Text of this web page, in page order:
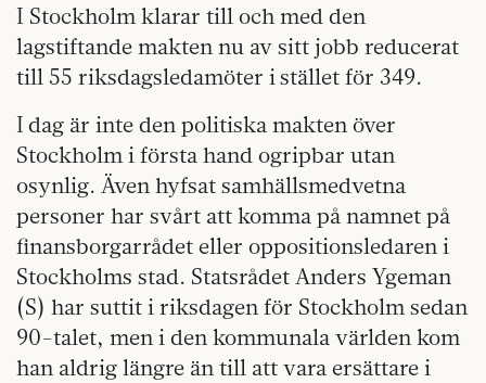
I Stockholm klarar till och med den
lagstiftande makten nu av sitt jobb reducerat
till 55 riksdagsledamöter i stället för 349.
I dag är inte den politiska makten över
Stockholm i första hand ogripbar utan
osynlig. Även hyfsat samhällsmedvetna
personer har svårt att komma på namnet på
finansborgarrådet eller oppositionsledaren i
Stockholms stad. Statsrådet Anders Ygeman
(S) har suttit i riksdagen för Stockholm sedan
90-talet, men i den kommunala världen kom
han aldrig längre än till att vara ersättare i